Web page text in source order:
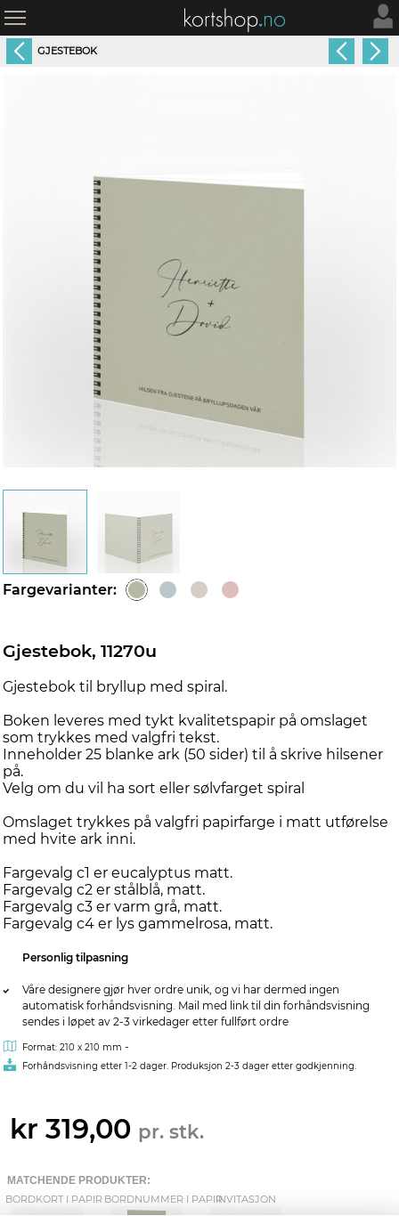
GJESTEBOK
Fargevarianter:
Gjestebok, 11270u
Gjestebok til bryllup med spiral.
Boken leveres med tykt kvalitetspapir på omslaget
som trykkes med valgfri tekst.
Inneholder 25 blanke ark (50 sider) til å skrive hilsener
på.
Velg om du vil ha sort eller sølvfarget spiral
Omslaget trykkes på valgfri papirfarge i matt utførelse
med hvite ark inni.
Fargevalg c1 er eucalyptus matt.
Fargevalg c2 er stålblå, matt.
Fargevalg c3 er varm grå, matt.
Fargevalg c4 er lys gammelrosa, matt.
Personlig tilpasning
Våre designere gjør hver ordre unik, og vi har dermed ingen
automatisk forhåndsvisning. Mail med link til din forhåndsvisning
sendes i løpet av 2-3 virkedager etter fullført ordre
Format: 210 x 210 mm -
Forhåndsvisning etter 1-2 dager. Produksjon 2-3 dager etter godkjenning.
kr 319,00 pr. stk.
MATCHENDE PRODUKTER:
BORDKORT I PAPIR BORDNUMMER I PAPIRINVITASJON